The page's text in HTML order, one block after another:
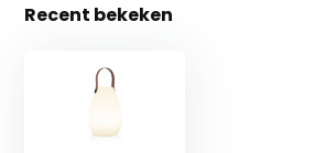
Recent bekeken